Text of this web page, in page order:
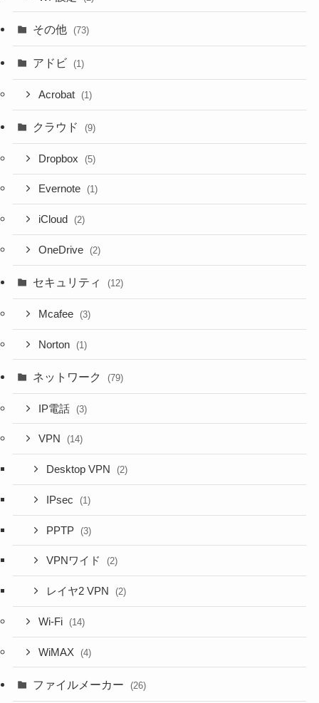
その他 (73)
アドビ (1)
Acrobat (1)
クラウド (9)
Dropbox (5)
Evernote (1)
iCloud (2)
OneDrive (2)
セキュリティ (12)
Mcafee (3)
Norton (1)
ネットワーク (79)
IP電話 (3)
VPN (14)
Desktop VPN (2)
IPsec (1)
PPTP (3)
VPNワイド (2)
レイヤ2 VPN (2)
Wi-Fi (14)
WiMAX (4)
ファイルメーカー (26)